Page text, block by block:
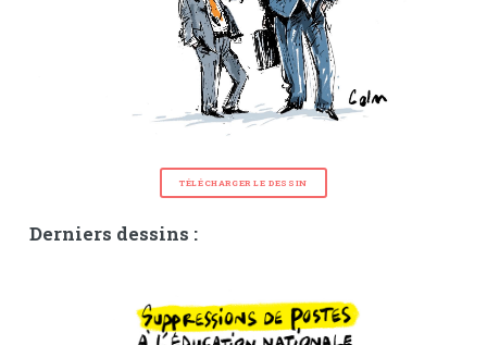
TÉLÉCHARGER LE DESSIN
Derniers dessins :